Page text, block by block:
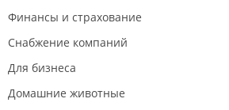
Финансы и страхование
Снабжение компаний
Для бизнеса
Домашние животные